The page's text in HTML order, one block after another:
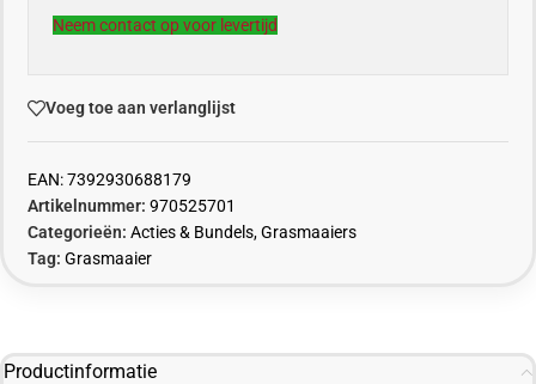
Neem contact op voor levertijd
Voeg toe aan verlanglijst
EAN:7392930688179
Artikelnummer: 970525701
Categorieën: Acties & Bundels,Grasmaaiers
Tag: Grasmaaier
Productinformatie